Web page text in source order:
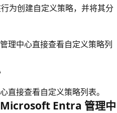
为创建自定义策略，并将其分
理中心直接查看自定义策略列
接查看自定义策略列表。
Microsoft Entra 管理中